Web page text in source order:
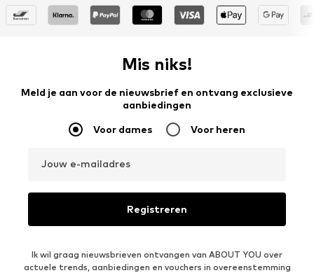
Mis niks!
Meld je aan voor de nieuwsbrief en ontvang exclusieve
aanbiedingen
Voor dames Voor heren
Jouw e-mailadres
Registreren
Ik wil graag nieuwsbrieven ontvangen van ABOUT YOU over
actuele trends, aanbiedingen en vouchers in overeenstemming